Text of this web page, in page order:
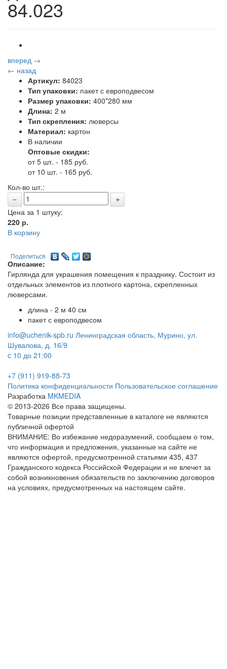
84.023
вперед →
← назад
Артикул: 84023
Тип упаковки: пакет с европодвесом
Размер упаковки: 400*280 мм
Длина: 2 м
Тип скрепления: люверсы
Материал: картон
В наличии
Оптовые скидки:
от 5 шт. - 185 руб.
от 10 шт. - 165 руб.
Кол-во шт.:
Цена за 1 штуку:
220 р.
В корзину
Поделиться
Описание:
Гирлянда для украшения помещения к празднику. Состоит из
отдельных элементов из плотного картона, скрепленных
люверсами.
длина - 2 м 40 см
пакет с европодвесом
info@uchenik-spb.ru Ленинградская область, Мурино, ул.
Шувалова, д. 16/9
c 10 до 21:00
+7 (911) 919-88-73
Политика конфиденциальности Пользовательское соглашение
Разработка MKMEDIA
© 2013-2026 Все права защищены.
Товарные позиции представленные в каталоге не являются
публичной офертой
ВНИМАНИЕ: Во избежание недоразумений, сообщаем о том,
что информация и предложения, указанные на сайте не
являются офертой, предусмотренной статьями 435, 437
Гражданского кодекса Российской Федерации и не влечет за
собой возникновения обязательств по заключению договоров
на условиях, предусмотренных на настоящем сайте.